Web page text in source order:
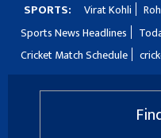
SPORTS: Virat Kohli
Sports News Headlines
Cricket Match Schedule